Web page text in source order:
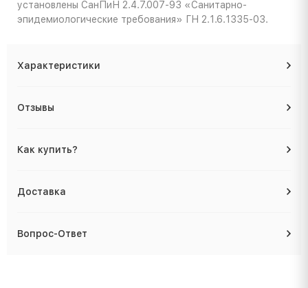
установлены СанПиН 2.4.7.007-93 «Санитарно-
эпидемиологические требования» ГН 2.1.6.1335-03.
Характеристики
Отзывы
Как купить?
Доставка
Вопрос-Ответ